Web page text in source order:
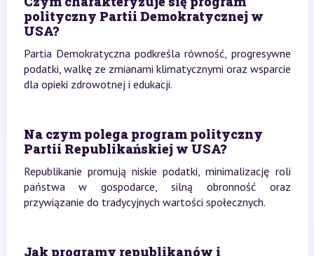
polityczny Partii Demokratycznej w
USA?
Partia Demokratyczna podkreśla równość, progresywne
podatki, walkę ze zmianami klimatycznymi oraz wsparcie
dla opieki zdrowotnej i edukacji.
Na czym polega program polityczny
Partii Republikańskiej w USA?
Republikanie promują niskie podatki, minimalizację roli
państwa w gospodarce, silną obronność oraz
przywiązanie do tradycyjnych wartości społecznych.
Jak programy republikanów i